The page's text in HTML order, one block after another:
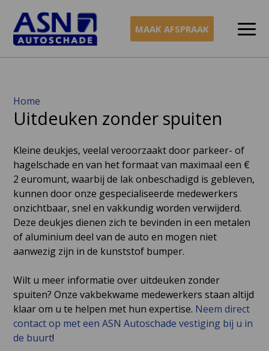
Naar
inhoud
MAAK AFSPRAAK
Home
Uitdeuken zonder spuiten
Kleine deukjes, veelal veroorzaakt door parkeer- of
hagelschade en van het formaat van maximaal een €
2 euromunt, waarbij de lak onbeschadigd is gebleven,
kunnen door onze gespecialiseerde medewerkers
onzichtbaar, snel en vakkundig worden verwijderd.
Deze deukjes dienen zich te bevinden in een metalen
of aluminium deel van de auto en mogen niet
aanwezig zijn in de kunststof bumper.
Wilt u meer informatie over uitdeuken zonder
spuiten? Onze vakbekwame medewerkers staan altijd
klaar om u te helpen met hun expertise. Neem direct
contact op met een ASN Autoschade vestiging bij u in
de buurt!